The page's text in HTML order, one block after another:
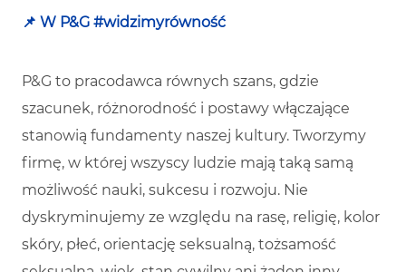
📌 W P&G #widzimyrówność
P&G to pracodawca równych szans, gdzie
szacunek, różnorodność i postawy włączające
stanowią fundamenty naszej kultury. Tworzymy
firmę, w której wszyscy ludzie mają taką samą
możliwość nauki, sukcesu i rozwoju. Nie
dyskryminujemy ze względu na rasę, religię, kolor
skóry, płeć, orientację seksualną, tożsamość